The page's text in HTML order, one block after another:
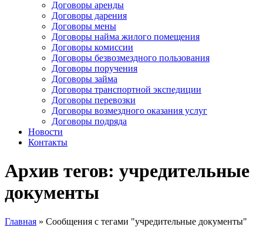
Договоры аренды
Договоры дарения
Договоры мены
Договоры найма жилого помещения
Договоры комиссии
Договоры безвозмездного пользования
Договоры поручения
Договоры займа
Договоры транспортной экспедиции
Договоры перевозки
Договоры возмездного оказания услуг
Договоры подряда
Новости
Контакты
Архив тегов: учредительные
документы
Главная » Сообщения с тегами "учредительные документы"